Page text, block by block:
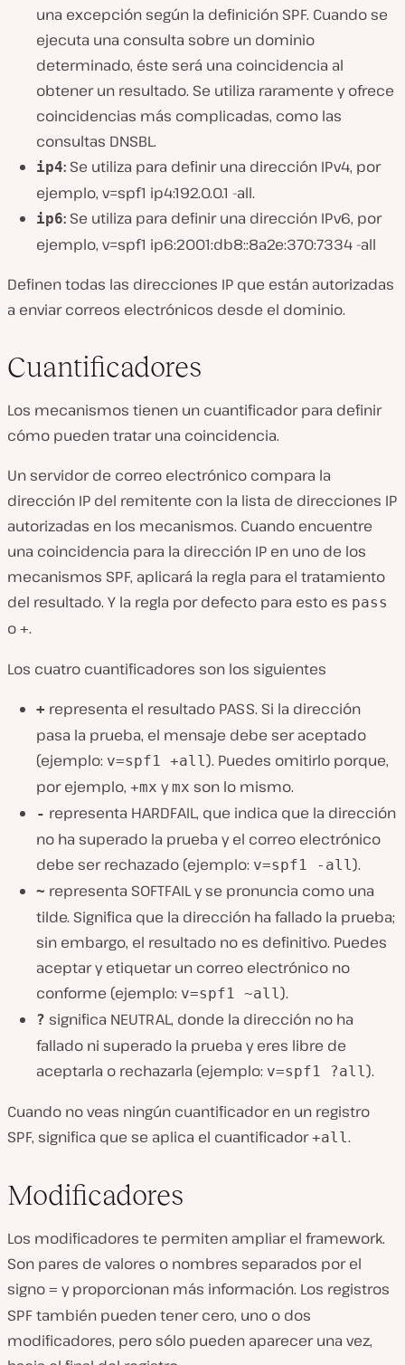
una excepción según la definición SPF. Cuando se
ejecuta una consulta sobre un dominio
determinado, éste será una coincidencia al
obtener un resultado. Se utiliza raramente y ofrece
coincidencias más complicadas, como las
consultas DNSBL.
ip4: Se utiliza para definir una dirección IPv4, por
ejemplo, v=spf1 ip4:192.0.0.1 -all.
ip6: Se utiliza para definir una dirección IPv6, por
ejemplo, v=spf1 ip6:2001:db8::8a2e:370:7334 -all
Definen todas las direcciones IP que están autorizadas
a enviar correos electrónicos desde el dominio.
Cuantificadores
Los mecanismos tienen un cuantificador para definir
cómo pueden tratar una coincidencia.
Un servidor de correo electrónico compara la
dirección IP del remitente con la lista de direcciones IP
autorizadas en los mecanismos. Cuando encuentre
una coincidencia para la dirección IP en uno de los
mecanismos SPF, aplicará la regla para el tratamiento
del resultado. Y la regla por defecto para esto es pass
o +.
Los cuatro cuantificadores son los siguientes
+ representa el resultado PASS. Si la dirección
pasa la prueba, el mensaje debe ser aceptado
(ejemplo: v=spf1 +all). Puedes omitirlo porque,
por ejemplo, +mx ymx son lo mismo.
- representa HARDFAIL, que indica que la dirección
no ha superado la prueba y el correo electrónico
debe ser rechazado (ejemplo: v=spf1 -all).
~ representa SOFTFAIL y se pronuncia como una
tilde. Significa que la dirección ha fallado la prueba;
sin embargo, el resultado no es definitivo. Puedes
aceptar y etiquetar un correo electrónico no
conforme (ejemplo: v=spf1 ~all).
? significa NEUTRAL, donde la dirección no ha
fallado ni superado la prueba y eres libre de
aceptarla o rechazarla (ejemplo: v=spf1 ?all).
Cuando no veas ningún cuantificador en un registro
SPF, significa que se aplica el cuantificador+all.
Modificadores
Los modificadores te permiten ampliar el framework.
Son pares de valores o nombres separados por el
signo = y proporcionan más información. Los registros
SPF también pueden tener cero, uno o dos
modificadores, pero sólo pueden aparecer una vez,